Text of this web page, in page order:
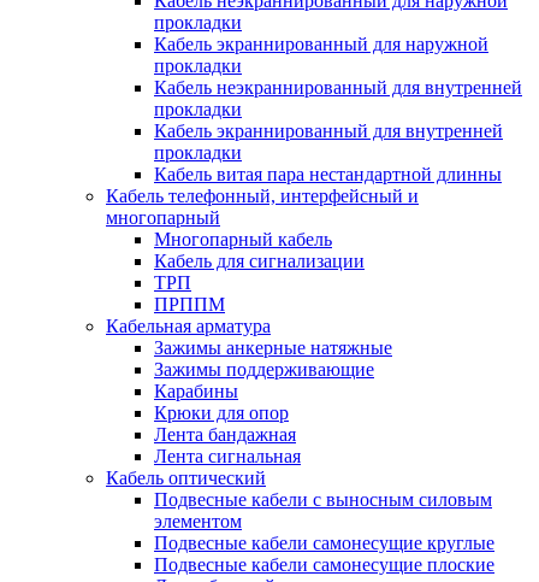
прокладки
Кабель экраннированный для наружной
прокладки
Кабель неэкраннированный для внутренней
прокладки
Кабель экраннированный для внутренней
прокладки
Кабель витая пара нестандартной длинны
Кабель телефонный, интерфейсный и
многопарный
Многопарный кабель
Кабель для сигнализации
ТРП
ПРППМ
Кабельная арматура
Зажимы анкерные натяжные
Зажимы поддерживающие
Карабины
Крюки для опор
Лента бандажная
Лента сигнальная
Кабель оптический
Подвесные кабели с выносным силовым
элементом
Подвесные кабели самонесущие круглые
Подвесные кабели самонесущие плоские